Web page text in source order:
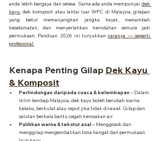
anda lebih bergaya dan selesa. Sama ada anda mempunyai dek
kayu, dek komposit atau lantai luar WPC di Malaysia, gilapan
yang betul memanjangkan jangka hayat, menambah
keselamatan, dan menyerlahkan keindahan semula jadi
permukaan. Panduan 2026 ini tunjukkan caranya — seperti
profesional.
Kenapa Penting Gilap Dek Kayu
& Komposit
Perlindungan daripada cuaca & kelembapan – Dalam
iklim lembap Malaysia, dek kayu boleh berubah warna
kelabu, berkulat atau reput jika tidak dirawat. Gilap dan
salutan berkala bantu cegah kerosakan air.
Pulihkan warna & tekstur asal – Menggosok dan
menggilap mengembalikan tona hangat dan permukaan